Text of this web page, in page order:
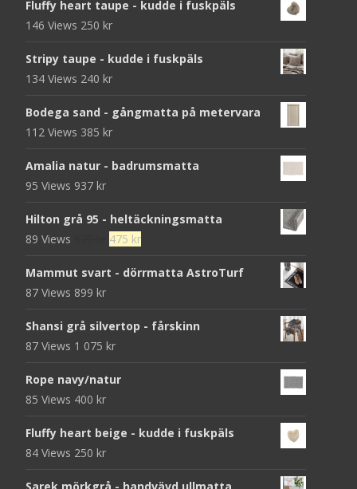
Fluffy heart taupe - kudde i fuskpäls
146 Views 250 kr
Stripy taupe - kudde i fuskpäls
134 Views 240 kr
Bodega sand - gångmatta på metervara
112 Views 385 kr
Amalia natur - badrumsmatta
95 Views 937 kr
Hilton grå 95 - heltäckningsmatta
89 Views
Det
priset
475 krDet
priset
475 kr.
Mammut svart - dörrmatta AstroTurf
87 Views 899 kr
Shansi grå silvertop - fårskinn
87 Views 1 075 kr
Rope navy/natur
85 Views 400 kr
Fluffy heart beige - kudde i fuskpäls
84 Views 250 kr
Sarek mörkgrå - handvävd ullmatta